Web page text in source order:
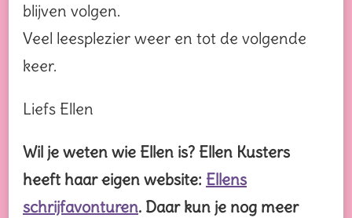
blijven volgen.
Veel leesplezier weer en tot de volgende
keer.
Liefs Ellen
Wil je weten wie Ellen is? Ellen Kusters
heeft haar eigen website: Ellens
schrijfavonturen. Daar kun je nog meer